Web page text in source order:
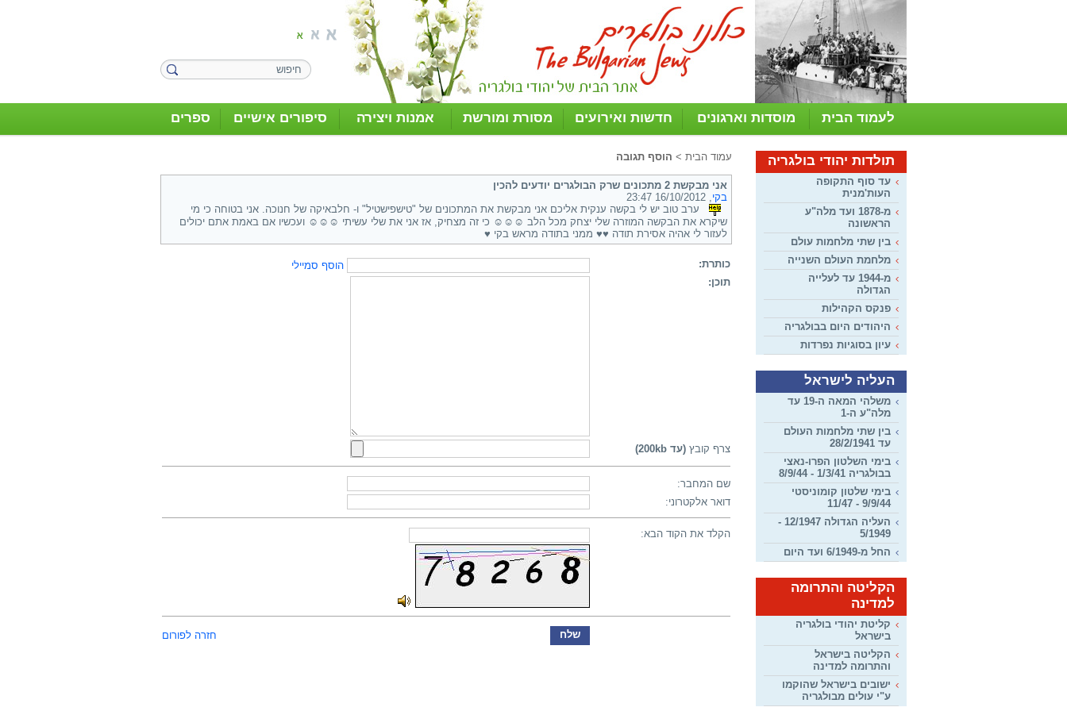
לעמוד הבית מוסדות וארגונים חדשות ואירועים מסורת ומורשת אמנות ויצירה סיפורים אישיים ספרים
תולדות יהודי בולגריה
עד סוף התקופה
העות'מנית
מ-1878 ועד מלה"ע
הראשונה
בין שתי מלחמות עולם
מלחמת העולם השנייה
מ-1944 עד לעלייה
הגדולה
פנקס הקהילות
היהודים היום בבולגריה
עיון בסוגיות נפרדות
העליה לישראל
משלהי המאה ה-19 עד
מלה"ע ה-1
בין שתי מלחמות העולם
עד 28/2/1941
בימי השלטון הפרו-נאצי
בבולגריה 1/3/41 - 8/9/44
בימי שלטון קומוניסטי
9/9/44 - 11/47
העליה הגדולה 12/1947 -
5/1949
החל מ-6/1949 ועד היום
הקליטה והתרומה
למדינה
קליטת יהודי בולגריה
בישראל
הקליטה בישראל
והתרומה למדינה
ישובים בישראל שהוקמו
ע"י עולים מבולגריה
עמוד הבית > הוסף תגובה
אני מבקשת 2 מתכונים שרק הבולגרים יודעים להכין
בקי, 16/10/2012 23:47
ערב טוב יש לי בקשה ענקית אליכם אני מבקשת את המתכונים של "טישפישטיל" ו- חלבאיקה של חנוכה. אני בטוחה כי מי
שיקרא את הבקשה המוזרה שלי יצחק מכל הלב ☺☺☺ כי זה מצחיק, אז אני את שלי עשיתי ☺☺☺ ועכשיו אם באמת אתם יכולים
לעזור לי אהיה אסירת תודה ♥♥ ממני בתודה מראש בקי ♥
כותרת:
הוסף סמיילי
תוכן:
צרף קובץ (עד 200kb)
שם המחבר:
דואר אלקטרוני:
הקלד את הקוד הבא:
חזרה לפורום